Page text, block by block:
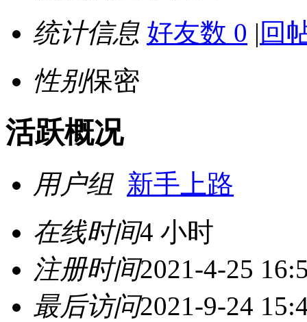
统计信息 好友数 0 | 回
性别保密
活跃概况
用户组 新手上路
在线时间4 小时
注册时间2021-4-25
最后访问2021-9-24